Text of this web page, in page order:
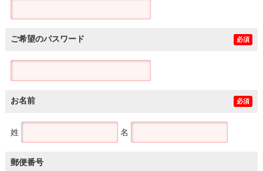
ご希望のパスワード 必須
お名前 必須
姓 名
郵便番号